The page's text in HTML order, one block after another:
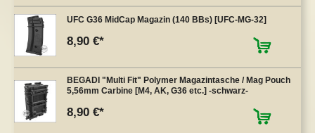
UFC G36 MidCap Magazin (140 BBs) [UFC-MG-32]
8,90 €
BEGADI "Multi Fit" Polymer Magazintasche / Mag Pouch
5,56mm Carbine [M4, AK, G36 etc.] -schwarz-
8,90 €